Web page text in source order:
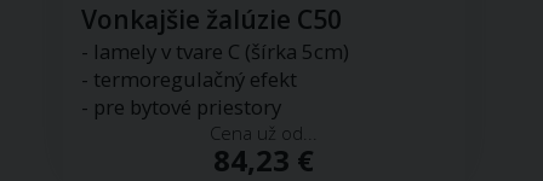
Vonkajšie žalúzie C50
- lamely v tvare C (šírka 5cm)
- termoregulačný efekt
- pre bytové priestory
Cena už od...
84,23 €